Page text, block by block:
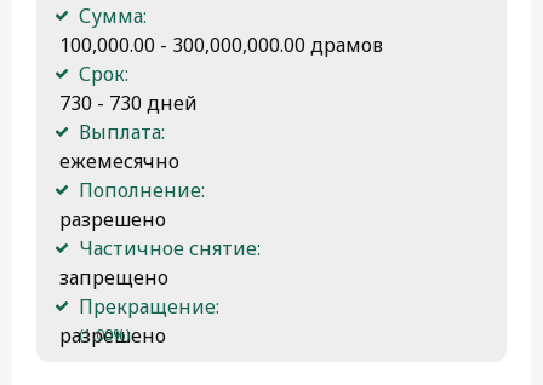
Сумма:
100,000.00 - 300,000,000.00 драмов
Срок:
730 - 730 дней
Выплата:
ежемесячно
Пополнение:
разрешено
Частичное снятие:
запрещено
Прекращение:
разрешено
(1.00%)